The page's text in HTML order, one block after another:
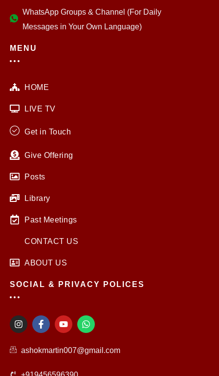
WhatsApp Groups & Channel (For Daily
Messages in Your Own Language)
MENU
HOME
LIVE TV
Get in Touch
Give Offering
Posts
Library
Past Meetings
CONTACT US
ABOUT US
SOCIAL & PRIVACY POLICES
I
n
a
F
a
b
o
Y
o
t
u
e
W
h
s
ashokmartin007@gmail.com